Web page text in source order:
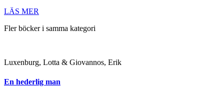
LÄS MER
Fler böcker i samma kategori
Luxenburg, Lotta & Giovannos, Erik
En hederlig man